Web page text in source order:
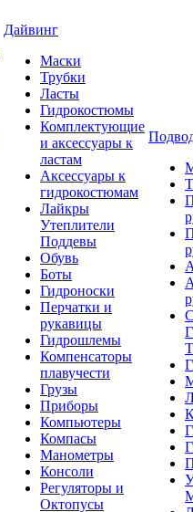
Дайвинг
Маски
Трубки
Ласты
Гидрокостюмы
Комплектующие
и аксессуары к
ластам
Аксессуары к
гидрокостюмам
Лайкры
Утеплители
Поддевы
Обувь
Боты
Гидроноски
Перчатки и
рукавицы
Гидрошлемы
Компенсаторы
плавучести
Грузы
Приборы
Компьютеры
Компасы
Манометры
Консоли
Регуляторы и
Октопусы